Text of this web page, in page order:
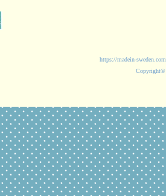
https://madein-
Copyright©